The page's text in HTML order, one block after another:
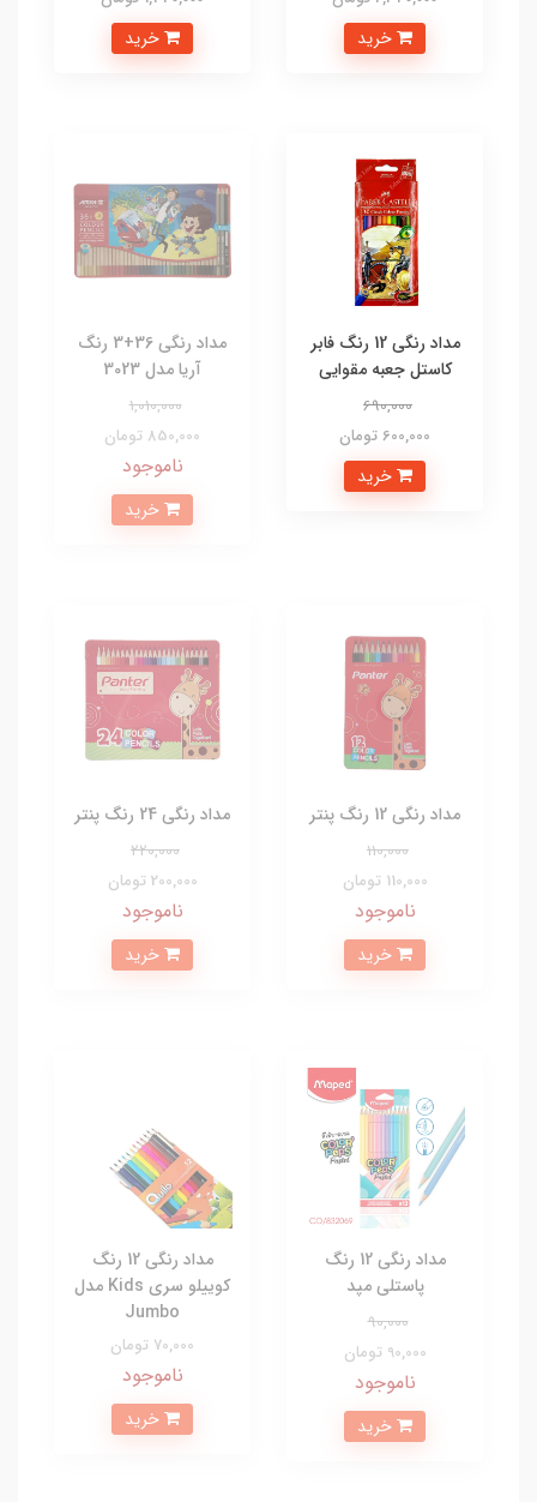
مداد رنگی 12 رنگ فابر
کاستل جعبه مقوایی
690,000
600,000 تومان
مداد رنگی 36+3 رنگ
آریا مدل 3023
1,010,000
850,000 تومان
ناموجود
مداد رنگی 12 رنگ پنتر
110,000
110,000 تومان
ناموجود
مداد رنگی 24 رنگ پنتر
220,000
200,000 تومان
ناموجود
مداد رنگی 12 رنگ
پاستلی مپد
90,000
90,000 تومان
ناموجود
مداد رنگی 12 رنگ
کوییلو سری Kids مدل
Jumbo
70,000 تومان
ناموجود